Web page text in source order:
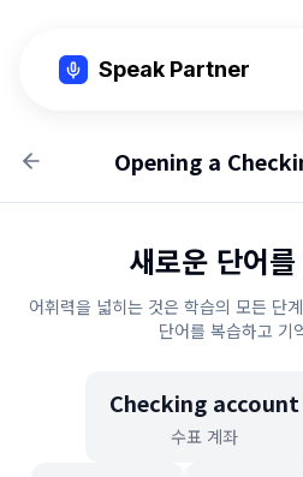
Speak Partner
새로운 단어
어휘력을 넓히는 것은 학습의 모든 단
단어를 복습하고 기
Checking account
수표 계좌